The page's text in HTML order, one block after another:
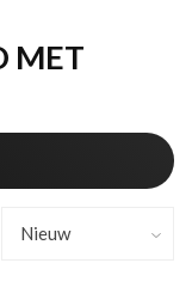
MET